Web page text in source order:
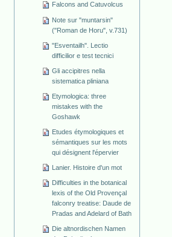
Falcons and Catuvolcus
Note sur "muntarsin"
("Roman de Horu", v.731)
"Esventailh". Lectio
difficilior e test tecnici
Gli accipitres nella
sistematica pliniana
Etymologica: three
mistakes with the
Goshawk
Etudes étymologiques et
sémantiques sur les mots
qui désignent l'épervier
Lanier. Histoire d'un mot
Difficulties in the botanical
lexis of the Old Provençal
falconry treatise: Daude de
Pradas and Adelard of Bath
Die altnordischen Namen